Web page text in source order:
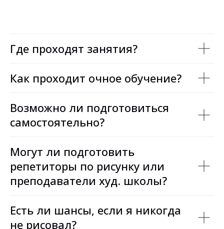
Где проходят занятия?
Как проходит очное обучение?
Возможно ли подготовиться
самостоятельно?
Могут ли подготовить
репетиторы по рисунку или
преподаватели худ. школы?
Есть ли шансы, если я никогда
не рисовал?